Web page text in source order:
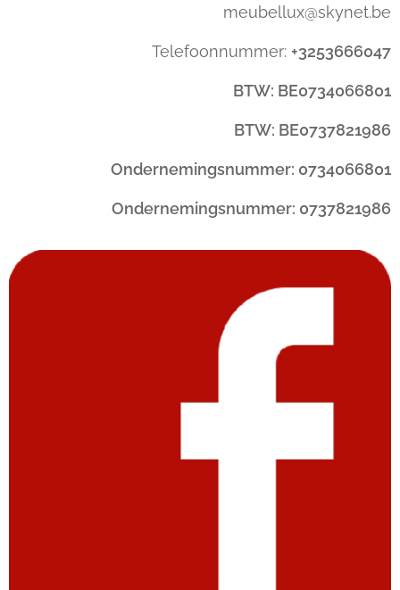
meubellux@skynet.be
Telefoonnummer: +3253666047
BTW: BE0734066801
BTW: BE0737821986
Ondernemingsnummer: 0734066801
Ondernemingsnummer: 0737821986